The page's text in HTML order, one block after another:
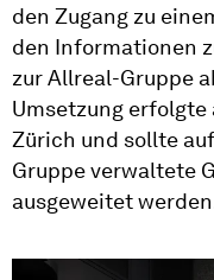
den Zugang zu
den Informationen
zur Allreal-Gruppe
Umsetzung erfolgte
Zürich und sollte
Gruppe verwaltete
ausgeweitet